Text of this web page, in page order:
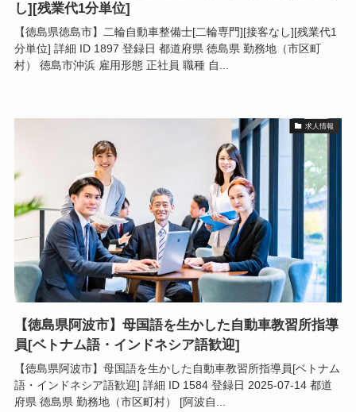
し][残業代1分単位]
【徳島県徳島市】二輪自動車整備士[二輪専門][接客なし][残業代1
分単位] 詳細 ID 1897 登録日 都道府県 徳島県 勤務地（市区町
村） 徳島市沖浜 雇用形態 正社員 職種 自...
求人情報
【徳島県阿波市】母国語を生かした自動車教習所指導
員[ベトナム語・インドネシア語歓迎]
【徳島県阿波市】母国語を生かした自動車教習所指導員[ベトナム
語・インドネシア語歓迎] 詳細 ID 1584 登録日 2025-07-14 都道
府県 徳島県 勤務地（市区町村） [阿波自...